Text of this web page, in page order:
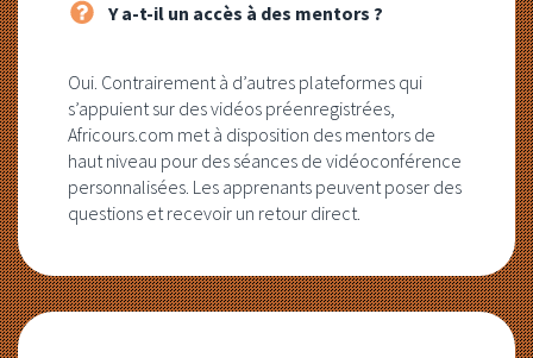
Y a-t-il un accès à des mentors ?
Oui. Contrairement à d’autres plateformes qui
s’appuient sur des vidéos préenregistrées,
Africours.com met à disposition des mentors de
haut niveau pour des séances de vidéoconférence
personnalisées. Les apprenants peuvent poser des
questions et recevoir un retour direct.